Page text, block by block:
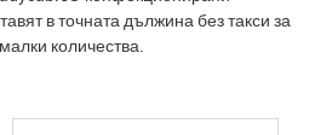
в точната дължина без такси за
количества.